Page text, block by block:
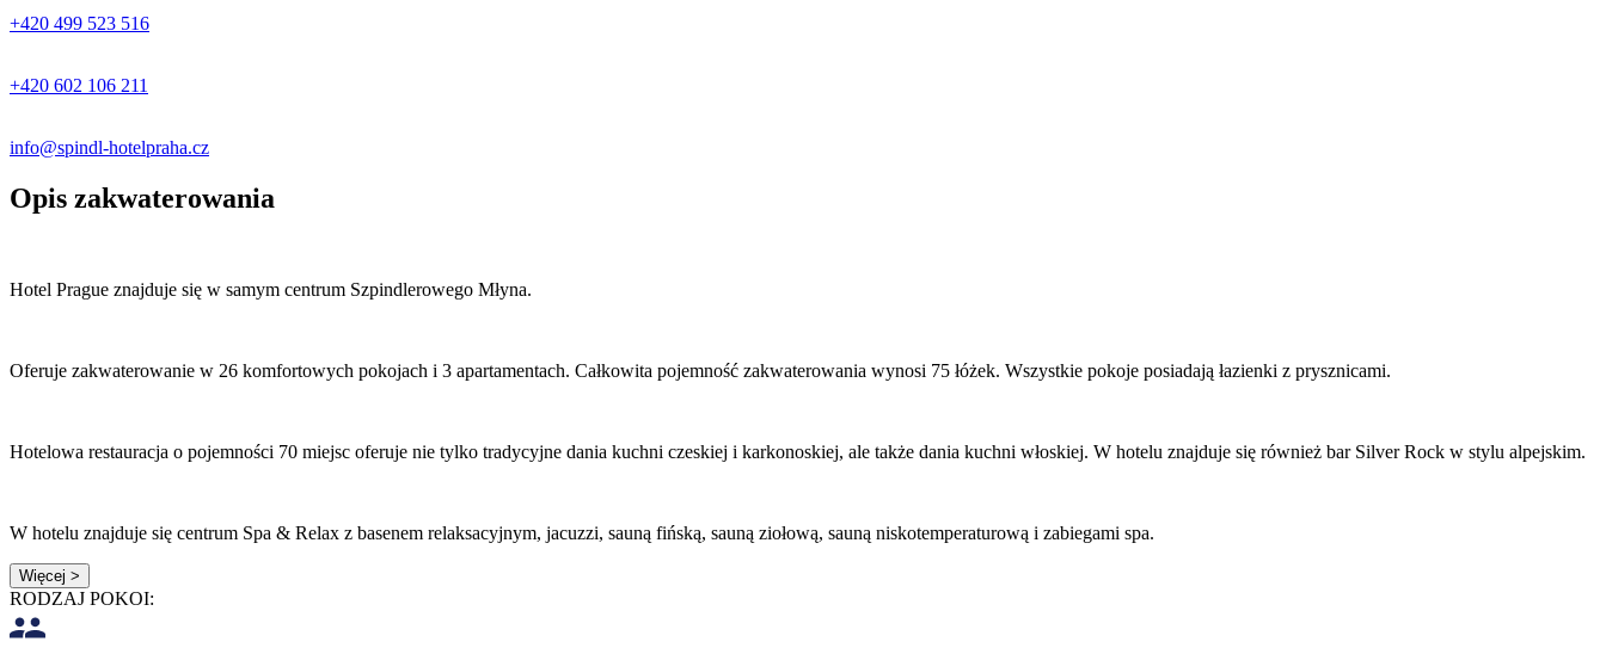
+420 499 523 516
+420 602 106 211
info@spindl-hotelpraha.cz
Opis zakwaterowania
Hotel Prague znajduje się w samym centrum Szpindlerowego Młyna.
Oferuje zakwaterowanie w 26 komfortowych pokojach i 3 apartamentach. Całkowita pojemność zakwaterowania wynosi 75 łóżek. Wszystkie pokoje posiadają łazienki z prysznicami.
Hotelowa restauracja o pojemności 70 miejsc oferuje nie tylko tradycyjne dania kuchni czeskiej i karkonoskiej, ale także dania kuchni włoskiej. W hotelu znajduje się również bar Silver Rock w stylu alpejskim.
W hotelu znajduje się centrum Spa & Relax z basenem relaksacyjnym, jacuzzi, sauną fińską, sauną ziołową, sauną niskotemperaturową i zabiegami spa.
Więcej >
RODZAJ POKOI: